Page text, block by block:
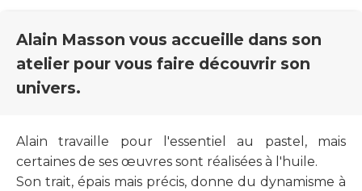
Alain Masson vous accueille dans son
atelier pour vous faire découvrir son
univers.
Alain travaille pour l'essentiel au pastel, mais
certaines de ses œuvres sont réalisées à l'huile.
Son trait, épais mais précis, donne du dynamisme à